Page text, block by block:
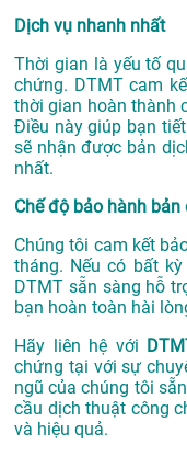
Dịch vụ nhanh nhất
Thời gian là yếu tố
chứng. DTMT cam
thời gian hoàn thành
Điều này giúp bạn
sẽ nhận được bản
nhất.
Chế độ bảo hành
Chúng tôi cam kết
tháng. Nếu có bất
DTMT sẵn sàng hỗ
bạn hoàn toàn hài
Hãy liên hệ với
chứng tại với sự
ngũ của chúng tôi
cầu dịch thuật công
và hiệu quả.